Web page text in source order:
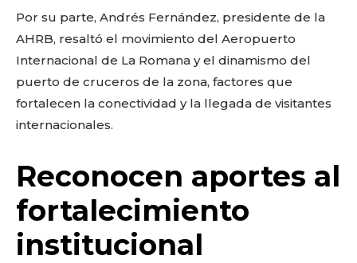
Por su parte, Andrés Fernández, presidente de la
AHRB, resaltó el movimiento del Aeropuerto
Internacional de La Romana y el dinamismo del
puerto de cruceros de la zona, factores que
fortalecen la conectividad y la llegada de visitantes
internacionales.
Reconocen aportes al
fortalecimiento
institucional